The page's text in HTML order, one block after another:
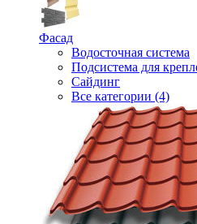
Фасад
Водосточная система
Подсистема для
Сайдинг
Все категории (4)